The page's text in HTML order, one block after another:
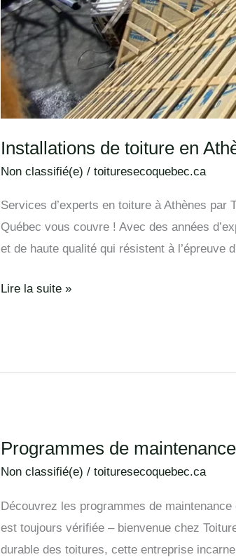
Installations de toiture en
Non classifié(e) /toituresecoquebec.ca
Services d’experts en toiture à Athènes par
Québec vous couvre ! Avec des années
et de haute qualité qui résistent à l’épreuve
Lire la suite »
Programmes de
Non classifié(e) /toituresecoquebec.ca
Découvrez les programmes de
est toujours vérifiée – bienvenue chez
durable des toitures, cette entreprise
Programmes
de
en
Athènes